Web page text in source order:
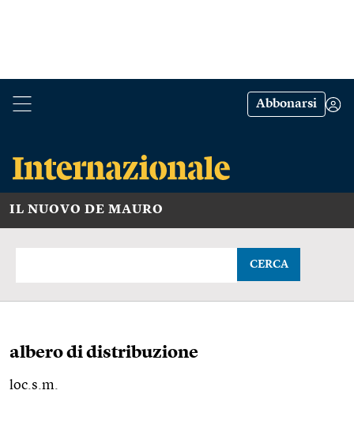
Abbonarsi
IL NUOVO DE MAURO
CERCA
albero di distribuzione
loc.s.m.